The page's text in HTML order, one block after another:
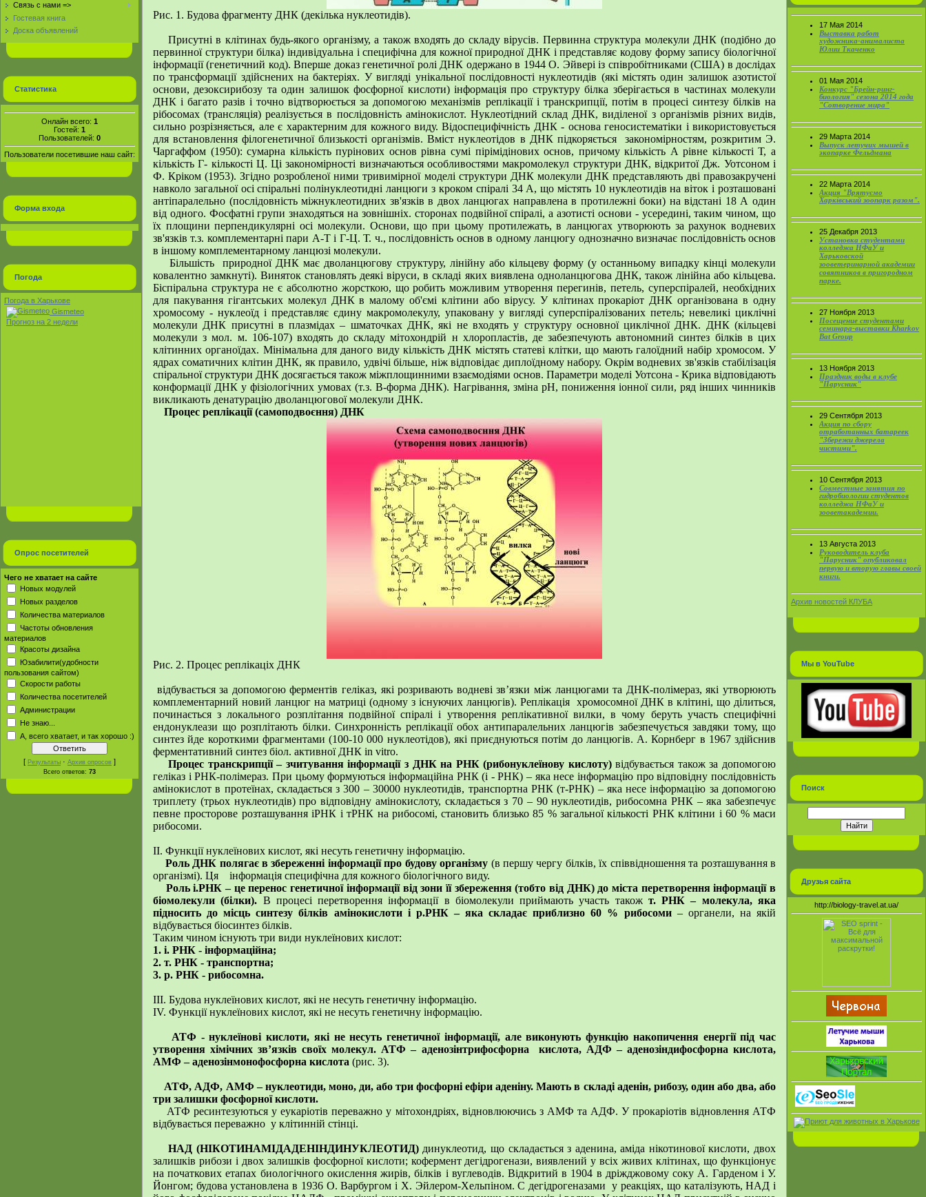
Связь с нами =>
Гостевая книга
Доска объявлений
Статистика
Онлайн всего: 1
Гостей: 1
Пользователей: 0
Пользователи посетившие наш сайт:
Форма входа
Погода
Погода в Харькове
Gismeteo
Прогноз на 2 недели
Опрос посетителей
Чего не хватает на сайте
Новых модулей
Новых разделов
Количества материалов
Частоты обновления
материалов
Красоты дизайна
Юзабилити(удобности
пользования сайтом)
Скорости работы
Количества посетителей
Администрации
Не знаю...
А, всего хватает, и так хорошо :)
[ Результаты · Архив опросов ]
Всего ответов: 73
Рис. 1. Будова фрагменту ДНК (декілька нуклеотидів).
Присутні в клітинах будь-якого організму, а також входять до складу вірусів. Первинна структура молекули ДНК (подібно до
первинної структури білка) індивідуальна і специфічна для кожної природної ДНК і представляє кодову форму запису біологічної
інформації (генетичний код). Вперше доказ генетичної ролі ДНК одержано в 1944 О. Эйвері із співробітниками (США) в дослідах
по трансформації здійснених на бактеріях. У вигляді унікальної послідовності нуклеотидів (які містять один залишок азотистої
основи, дезоксирибозу та один залишок фосфорної кислоти) інформація про структуру білка зберігається в частинах молекули
ДНК і багато разів і точно відтворюється за допомогою механізмів реплікації і транскрипції, потім в процесі синтезу білків на
рібосомах (трансляція) реалізується в послідовність амінокислот. Нуклеотідний склад ДНК, виділеної з організмів різних видів,
сильно розрізняється, але є характерним для кожного виду. Відоспецифічність ДНК - основа геносистематіки і використовується
для встановлення філогенетичної близькості організмів. Вміст нуклеотідов в ДНК підкоряється закономірностям, розкритим Э.
Чаргаффом (1950): сумарна кількість пурінових основ рівна сумі пірімідінових основ, причому кількість А рівне кількості Т, а
кількість Г- кількості Ц. Ці закономірності визначаються особливостями макромолекул структури ДНК, відкритої Дж. Уотсоном і
Ф. Кріком (1953). Згідно розробленої ними тривимірної моделі структури ДНК молекули ДНК представляють дві правозакручені
навколо загальної осі спіральні полінуклеотидні ланцюги з кроком спіралі 34 А, що містять 10 нуклеотидів на віток і розташовані
антіпаралельно (послідовність міжнуклеотидних зв'язків в двох ланцюгах направлена в протилежні боки) на відстані 18 А один
від одного. Фосфатні групи знаходяться на зовнішніх. сторонах подвійної спіралі, а азотисті основи - усередині, таким чином, що
їх площини перпендикулярні осі молекули. Основи, що при цьому протилежать, в ланцюгах утворюють за рахунок водневих
зв'язків т.з. комплементарні пари А-Т і Г-Ц. Т. ч., послідовність основ в одному ланцюгу однозначно визначає послідовність основ
в іншому комплементарному ланцюзі молекули.
Більшість природної ДНК має дволанцюгову структуру, лінійну або кільцеву форму (у останньому випадку кінці молекули
ковалентно замкнуті). Виняток становлять деякі віруси, в складі яких виявлена одноланцюгова ДНК, також лінійна або кільцева.
Біспіральна структура не є абсолютно жорсткою, що робить можливим утворення перегинів, петель, суперспіралей, необхідних
для пакування гігантських молекул ДНК в малому об'ємі клітини або вірусу. У клітинах прокаріот ДНК організована в одну
хромосому - нуклеоїд і представляє єдину макромолекулу, упаковану у вигляді суперспіралізованих петель; невеликі циклічні
молекули ДНК присутні в плазмідах – шматочках ДНК, які не входять у структуру основної циклічної ДНК. ДНК (кільцеві
молекули з мол. м. 106-107) входять до складу мітохондрій н хлоропластів, де забезпечують автономний синтез білків в цих
клітинних органоїдах. Мінімальна для даного виду кількість ДНК містять статеві клітки, що мають галоїдний набір хромосом. У
ядрах соматичних клітин ДНК, як правило, удвічі більше, ніж відповідає диплоїдному набору. Окрім водневих зв'язків стабілізація
спіральної структури ДНК досягається також міжплощинними взаємодіями основ. Параметри моделі Уотсона - Крика відповідають
конформації ДНК у фізіологічних умовах (т.з. В-форма ДНК). Нагрівання, зміна рН, пониження іонної сили, ряд інших чинників
викликають денатурацію дволанцюгової молекули ДНК.
Процес реплікації (самоподвоєння) ДНК
Рис. 2. Процес реплікаціх ДНК
відбувається за допомогою ферментів геліказ, які розривають водневі зв’язки між ланцюгами та ДНК-полімераз, які утворюють
комплементарний новий ланцюг на матриці (одному з існуючих ланцюгів). Реплікація хромосомної ДНК в клітині, що ділиться,
починається з локального розплітання подвійної спіралі і утворення реплікативної вилки, в чому беруть участь специфічні
ендонуклеази що розплітають білки. Синхронність реплікації обох антипаралельних ланцюгів забезпечується завдяки тому, що
синтез йде короткими фрагментами (100-10 000 нуклеотідов), які приєднуються потім до ланцюгів. А. Корнберг в 1967 здійснив
ферментативний синтез біол. активної ДНК in vitro.
Процес транскрипції – зчитування інформації з ДНК на РНК (рибонуклеїнову кислоту)відбувається також за допомогою
геліказ і РНК-полімераз. При цьому формуються інформаційна РНК (і - РНК) – яка несе інформацію про відповідну послідовність
амінокислот в протеїнах, складається з 300 – 30000 нуклеотидів, транспортна РНК (т-РНК) – яка несе інформацію за допомогою
триплету (трьох нуклеотидів) про відповідну амінокислоту, складається з 70 – 90 нуклеотидів, рибосомна РНК – яка забезпечує
певне просторове розташування іРНК і тРНК на рибосомі, становить близько 85 % загальної кількості РНК клітини і 60 % маси
рибосоми.
ІІ. Функції нуклеїнових кислот, які несуть генетичну інформацію.
Роль ДНК полягає в збереженні інформації про будову організму (в першу чергу білків, їх співвідношення та розташування в
організмі). Ця інформація специфічна для кожного біологічного виду.
Роль і.РНК – це перенос генетичної інформації від зони її збереження (тобто від ДНК) до міста перетворення інформації в
біомолекули (білки). В процесі перетворення інформації в біомолекули приймають участь також т. РНК – молекула, яка
підносить до місць синтезу білків амінокислоти і р.РНК – яка складає приблизно 60 % рибосоми– органели, на якій
відбувається біосинтез білків.
Таким чином існують три види нуклеїнових кислот:
1. і. РНК - інформаційна;
2. т. РНК - транспортна;
3. р. РНК - рибосомна.
ІІІ. Будова нуклеїнових кислот, які не несуть генетичну інформацію.
ІV. Функції нуклеїнових кислот, які не несуть генетичну інформацію.
АТФ - нуклеїнові кислоти, які не несуть генетичної інформації, але виконують функцію накопичення енергії під час
утворення хімічних зв’язків своїх молекул. АТФ – аденозінтрифосфорна кислота, АДФ – аденозіндифосфорна кислота,
АМФ – аденозінмонофосфорна кислота (рис. 3).
АТФ, АДФ, АМФ – нуклеотиди, моно, ди, або три фосфорні ефіри аденіну. Мають в складі аденін, рибозу, один або два, або
три залишки фосфорної кислоти.
АТФ ресинтезуються у еукаріотів переважно у мітохондріях, відновлюючись з АМФ та АДФ. У прокаріотів відновлення АТФ
відбувається переважно у клітинній стінці.
НАД (НІКОТИНАМІДАДЕНІНДИНУКЛЕОТИД)динуклеотид, що складається з аденина, аміда нікотинової кислоти, двох
залишків рибози і двох залишків фосфорної кислоти; кофермент дегідрогенази, виявлений у всіх живих клітинах, що функціонує
на початкових етапах биологічного окислення жирів, білків і вуглеводів. Відкритий в 1904 в дріжджовому соку А. Гарденом і У.
Йонгом; будова установлена в 1936 О. Варбургом і X. Эйлером-Хельпіном. С дегідрогеназами у реакціях, що каталізують, НАД і
17 Мая 2014
Выставка работ
художника-анималиста
Юлии Ткаченко
01 Мая 2014
Конкурс "Брейн-ринг-
биология" сезона 2014 года
"Сотворение мира"
29 Марта 2014
Выпуск летучих мышей в
экопарке Фельдмана
22 Марта 2014
Акция "Врятуємо
Харківський зоопарк разом".
25 Декабря 2013
Установка студентами
колледжа НФаУ и
Харьковской
зооветеринарной академии
совятников в пригородном
парке.
27 Ноября 2013
Посещение студентами
семинара-выставки Kharkov
Bat Group
13 Ноября 2013
Праздник воды в клубе
"Парусник"
29 Сентября 2013
Акция по сбору
отработанных батареек
"Збережи джерела
чистими".
10 Сентября 2013
Совместные занятия по
гидробиологии студентов
колледжа НФаУ и
зооветакадемии.
13 Августа 2013
Руководитель клуба
"Парусник" опубликовал
первую и вторую главы своей
книги.
Архив новостей КЛУБА
Мы в YouTube
Поиск
Друзья сайта
http://biology-travel.at.ua/